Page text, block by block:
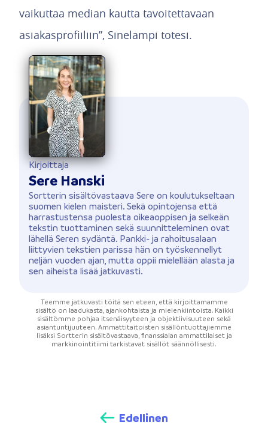
vaikuttaa median kautta tavoitettavaan
asiakasprofiiliin”, Sinelampi totesi.
Kirjoittaja
Sere Hanski
Sortterin sisältövastaava Sere on koulutukseltaan
suomen kielen maisteri. Sekä opintojensa että
harrastustensa puolesta oikeaoppisen ja selkeän
tekstin tuottaminen sekä suunnitteleminen ovat
lähellä Seren sydäntä. Pankki- ja rahoitusalaan
liittyvien tekstien parissa hän on työskennellyt
neljän vuoden ajan, mutta oppii mielellään alasta ja
sen aiheista lisää jatkuvasti.
Teemme jatkuvasti töitä sen eteen, että kirjoittamamme
sisältö on laadukasta, ajankohtaista ja mielenkiintoista. Kaikki
sisältömme pohjaa itsenäisyyteen ja objektiivisuuteen sekä
asiantuntijuuteen. Ammattitaitoisten sisällöntuottajiemme
lisäksi Sortterin sisältövastaava, finanssialan ammattilaiset ja
markkinointitiimi tarkistavat sisällöt säännöllisesti.
Edellinen